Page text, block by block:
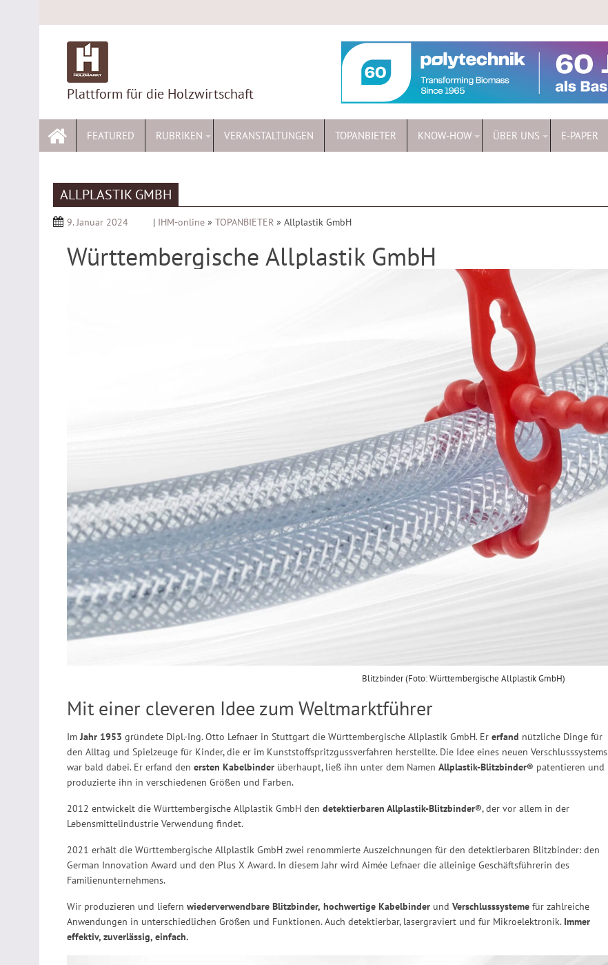
to
Plattform für die Holzwirtschaft
FEATURED RUBRIKEN VERANSTALTUNGEN TOPANBIETER KNOW-HOW ÜBER UNS E-PAPER
ALLPLASTIK GMBH
9. Januar 2024 | IHM-online » TOPANBIETER » Allplastik GmbH
Württembergische Allplastik GmbH
Blitzbinder (Foto: Württembergische Allplastik GmbH)
Mit einer cleveren Idee zum Weltmarktführer
ImJahr 1953 gründete Dipl.-Ing. Otto Lefnaer in Stuttgart die Württembergische Allplastik GmbH. Er erfand nützliche Dinge für
den Alltag und Spielzeuge für Kinder, die er im Kunststoffspritzgussverfahren herstellte. Die Idee eines neuen Verschlusssystems
war bald dabei. Er erfand den ersten Kabelbinder überhaupt, ließ ihn unter dem Namen Allplastik-Blitzbinder® patentieren und
produzierte ihn in verschiedenen Größen und Farben.
2012 entwickelt die Württembergische Allplastik GmbH den detektierbaren Allplastik-Blitzbinder®, der vor allem in der
Lebensmittelindustrie Verwendung findet.
2021 erhält die Württembergische Allplastik GmbH zwei renommierte Auszeichnungen für den detektierbaren Blitzbinder: den
German Innovation Award und den Plus X Award. In diesem Jahr wird Aimée Lefnaer die alleinige Geschäftsführerin des
Familienunternehmens.
Wir produzieren und liefern wiederverwendbare Blitzbinder, hochwertige Kabelbinder und Verschlusssysteme für zahlreiche
Anwendungen in unterschiedlichen Größen und Funktionen. Auch detektierbar, lasergraviert und für Mikroelektronik. Immer
effektiv, zuverlässig, einfach.